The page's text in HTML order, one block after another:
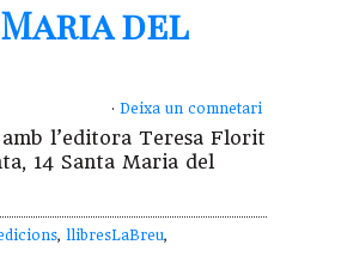
Maria del
· Deixa un comnetari
l’editora Teresa Florit
14 Santa Maria del
, llibresLaBreu,